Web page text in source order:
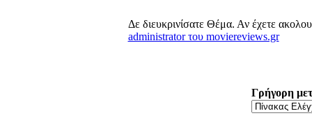
Δε διευκρινίσατε Θέμα. Αν έχετε
administrator του moviereviews.gr
Γρήγορη